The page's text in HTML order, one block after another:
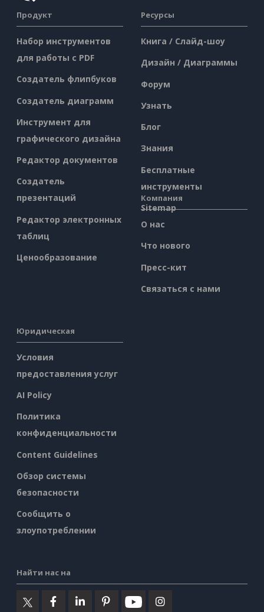
Продукт
Набор инструментов
для работы с PDF
Создатель флипбуков
Создатель диаграмм
Инструмент для
графического дизайна
Редактор документов
Создатель
презентаций
Редактор электронных
таблиц
Ценообразование
Ресурсы
Книга / Слайд-шоу
Дизайн / Диаграммы
Форум
Узнать
Блог
Знания
Бесплатные
инструменты
Sitemap
Компания
О нас
Что нового
Пресс-кит
Связаться с нами
Юридическая
Условия
предоставления услуг
AI Policy
Политика
конфиденциальности
Content Guidelines
Обзор системы
безопасности
Сообщить о
злоупотреблении
Найти нас на